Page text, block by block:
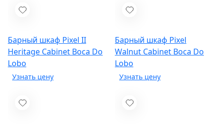
Барный шкаф Pixel II
Heritage Cabinet Boca Do
Lobo
Барный шкаф Pixel
Walnut Cabinet Boca Do
Lobo